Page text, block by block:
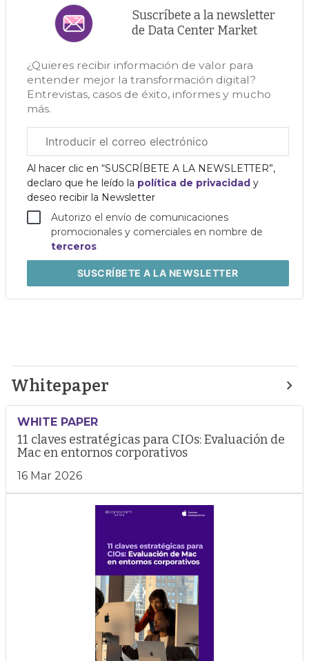
Suscríbete a la newsletter
de Data Center Market
¿Quieres recibir información de valor para
entender mejor la transformación digital?
Entrevistas, casos de éxito, informes y mucho
más.
electrónico
corporativo
Al hacer clic en “SUSCRÍBETE A LA NEWSLETTER”,
declaro que he leído la política de privacidad y
deseo recibir la Newsletter
Autorizo el envío de comunicaciones
promocionales y comerciales en nombre de
terceros
SUSCRÍBETEA LA NEWSLETTER
Whitepaper
WHITE PAPER
11 claves estratégicas para CIOs: Evaluación de
Mac en entornos corporativos
16 Mar 2026